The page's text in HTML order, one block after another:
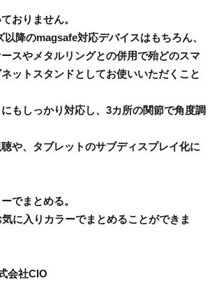
おりません。
降のmagsafe対応デバイスはもちろん、
スやメタルリングとの併用で殆どのスマ
ットスタンドとしてお使いいただくこと
もしっかり対応し、3カ所の関節で角度調
や、タブレットのサブディスプレイ化に
でまとめる。
に入りカラーでまとめることができま
会社CIO